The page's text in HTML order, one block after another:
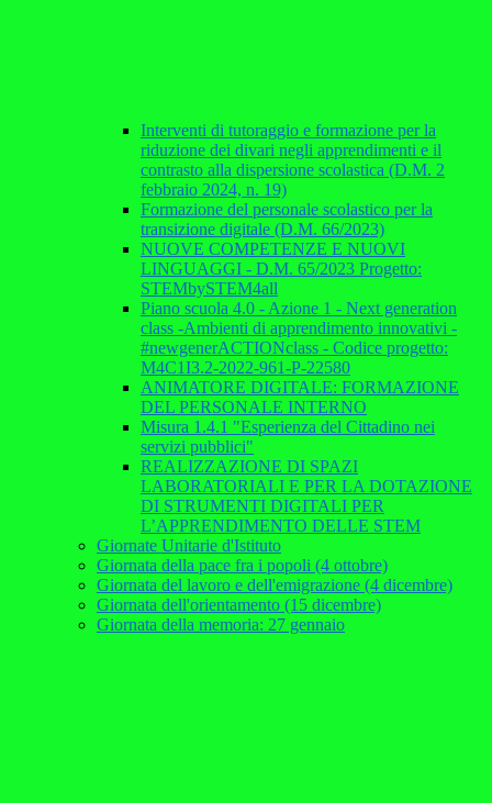
Interventi di tutoraggio e formazione per la
riduzione dei divari negli apprendimenti e il
contrasto alla dispersione scolastica (D.M. 2
febbraio 2024, n. 19)
Formazione del personale scolastico per la
transizione digitale (D.M. 66/2023)
NUOVE COMPETENZE E NUOVI
LINGUAGGI - D.M. 65/2023 Progetto:
STEMbySTEM4all
Piano scuola 4.0 - Azione 1 - Next generation
class -Ambienti di apprendimento innovativi -
#newgenerACTIONclass - Codice progetto:
M4C1I3.2-2022-961-P-22580
ANIMATORE DIGITALE: FORMAZIONE
DEL PERSONALE INTERNO
Misura 1.4.1 "Esperienza del Cittadino nei
servizi pubblici"
REALIZZAZIONE DI SPAZI
LABORATORIALI E PER LA DOTAZIONE
DI STRUMENTI DIGITALI PER
L’APPRENDIMENTO DELLE STEM
Giornate Unitarie d'Istituto
Giornata della pace fra i popoli (4 ottobre)
Giornata del lavoro e dell'emigrazione (4 dicembre)
Giornata dell'orientamento (15 dicembre)
Giornata della memoria: 27 gennaio